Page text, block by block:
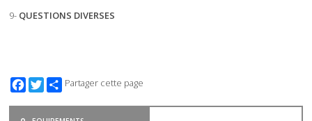
9- QUESTIONS DIVERSES
Facebook
TwitterPartager cette page